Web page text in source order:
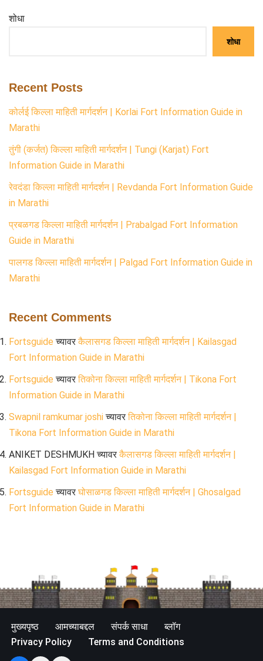
शोधा
शोधा
Recent Posts
कोर्लई किल्ला माहिती मार्गदर्शन | Korlai Fort Information Guide in
Marathi
तुंगी (कर्जत) किल्ला माहिती मार्गदर्शन | Tungi (Karjat) Fort
Information Guide in Marathi
रेवदंडा किल्ला माहिती मार्गदर्शन | Revdanda Fort Information Guide
in Marathi
प्रबळगड किल्ला माहिती मार्गदर्शन | Prabalgad Fort Information
Guide in Marathi
पालगड किल्ला माहिती मार्गदर्शन | Palgad Fort Information Guide in
Marathi
Recent Comments
Fortsguide च्यावरकैलासगड किल्ला माहिती मार्गदर्शन | Kailasgad
Fort Information Guide in Marathi
Fortsguide च्यावरतिकोना किल्ला माहिती मार्गदर्शन | Tikona Fort
Information Guide in Marathi
Swapnil ramkumar joshiच्यावरतिकोना किल्ला माहिती मार्गदर्शन |
Tikona Fort Information Guide in Marathi
ANIKET DESHMUKH च्यावरकैलासगड किल्ला माहिती मार्गदर्शन |
Kailasgad Fort Information Guide in Marathi
Fortsguide च्यावरघोसाळगड किल्ला माहिती मार्गदर्शन | Ghosalgad
Fort Information Guide in Marathi
मुख्यपृष्ठ आमच्याबद्दल संपर्क साधा
ब्लॉग
Privacy Policy
Terms and Conditions